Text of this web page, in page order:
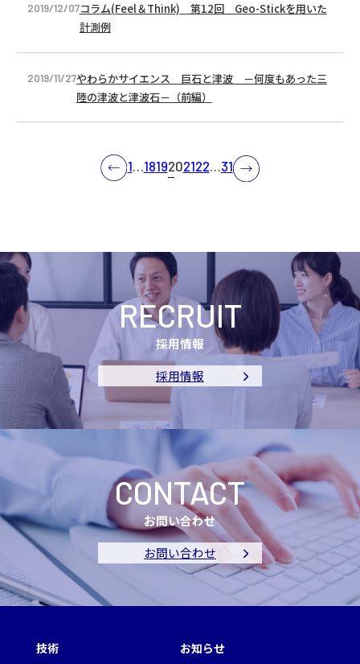
2019/12/07コラム(Feel＆Think) 第12回 Geo-Stickを用いた
計測例
2019/11/27やわらかサイエンス 巨石と津波 －何度もあった三
陸の津波と津波石－（前編）
Prev
1…1819202122…31Next
RECRUIT
採用情報
採用情報
CONTACT
お問い合わせ
お問い合わせ
技術 お知らせ